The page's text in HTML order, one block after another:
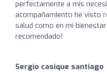
perfectamente a mis
acompañamiento he visto
salud como en mi
recomendado!
Sergio casique santiago